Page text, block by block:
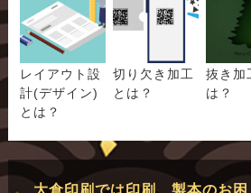
レイアウト設
計(デザイン)
とは？
切り欠き加工
とは？
抜き加
は？
大倉印刷では印刷、製本のお